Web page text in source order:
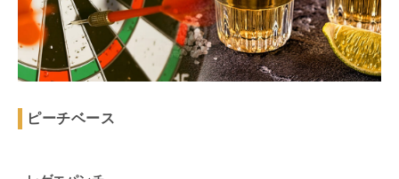
ピーチベース